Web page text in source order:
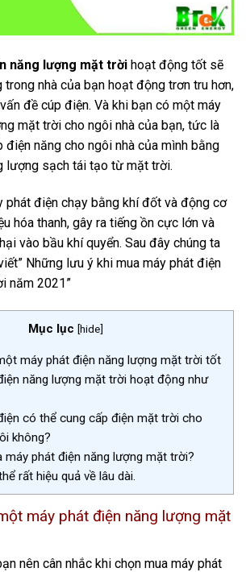
năng lượng mặt trời hoạt động tốt sẽ
trong nhà của bạn hoạt động trơn tru hơn,
đề cúp điện. Và khi bạn có một máy
mặt trời cho ngôi nhà của bạn, tức là
điện năng cho ngôi nhà của mình bằng
lượng sạch tái tạo từ mặt trời.
phát điện chạy bằng khí đốt và động cơ
hóa thanh, gây ra tiếng ồn cực lớn và
vào bầu khí quyển. Sau đây chúng ta
Những lưu ý khi mua máy phát điện
năm 2021”
Mục lục [hide]
máy phát điện năng lượng mặt trời tốt
năng lượng mặt trời hoạt động như
có thể cung cấp điện mặt trời cho
không?
máy phát điện năng lượng mặt trời?
rất hiệu quả về lâu dài.
máy phát điện năng lượng mặt
nên cân nhắc khi chọn mua máy phát